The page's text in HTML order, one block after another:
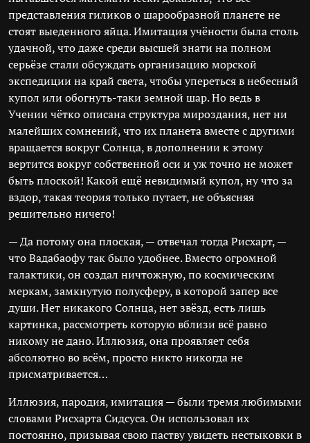
представления гиликов о шарообразной планете не
стоят выеденного яйца. Имитация учёности была столь
удачной, что даже среди высшей знати на полном
серьёзе стали обсуждать организацию морской
экспедиции на край света, чтобы упереться в небесный
купол или обогнуть-таки земной шар. Но ведь в
Учении чётко описана структура мироздания, нет ни
малейших сомнений, что их планета вместе с другими
вращается вокруг Солнца, в дополнении к этому
вертится вокруг собственной оси и уж точно не может
быть плоской! Какой ещё невидимый купол, ну что за
вздор, такая теория только путает, не объясняя
решительно ничего!
— Да потому она плоская, — отвечал тогда Рисхарт, —
что Вадабаофу так было удобнее. Вместо огромной
галактики, он создал ничтожную, по космическим
меркам, замкнутую полусферу, в которой запер все
души. Нет никакого Солнца, нет звёзд, есть лишь
картинка, рассмотреть которую вблизи всё равно
никому не дано. Иллюзия, она проявляет себя
абсолютно во всём, просто никто никогда не
присматривается…
Иллюзия, пародия, имитация — были тремя любимыми
словами Рисхарта Сидсуса. Он использовал их
постоянно, призывая свою паству увидеть нестыковки в